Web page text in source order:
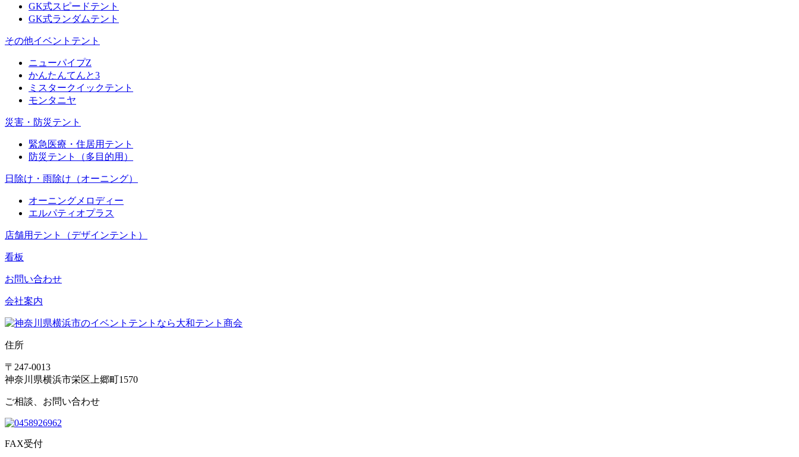
GK式スピードテント
GK式ランダムテント
その他イベントテント
ニューパイプZ
かんたんてんと3
ミスタークイックテント
モンタニヤ
災害・防災テント
緊急医療・住居用テント
防災テント（多目的用）
日除け・雨除け（オーニング）
オーニングメロディー
エルパティオプラス
店舗用テント（デザインテント）
看板
お問い合わせ
会社案内
住所
〒247-0013
神奈川県横浜市栄区上郷町1570
ご相談、お問い合わせ
FAX受付